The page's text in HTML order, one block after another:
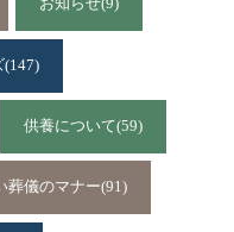
お知らせ(9)
(147)
供養について(59)
葬儀のマナー(91)